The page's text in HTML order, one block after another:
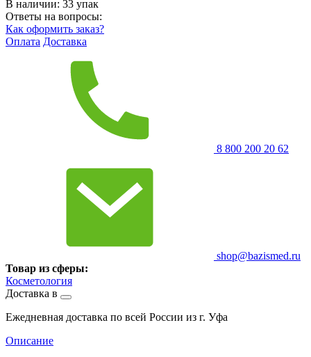
В наличии: 33 упак
Ответы на вопросы:
Как оформить заказ?
Оплата Доставка
8 800 200 20 62
shop@bazismed.ru
Товар из сферы:
Косметология
Доставка в
Ежедневная доставка по всей России из г. Уфа
Описание